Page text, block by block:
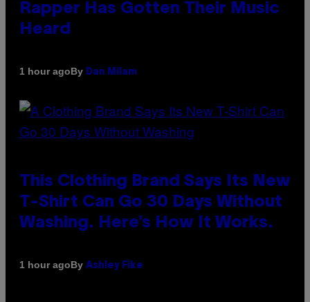
Rapper Has Gotten Their Music
Heard
1 hour agoBy Dan Milam
This Clothing Brand Says Its New
T-Shirt Can Go 30 Days Without
Washing. Here’s How It Works.
1 hour agoBy Ashley Fike